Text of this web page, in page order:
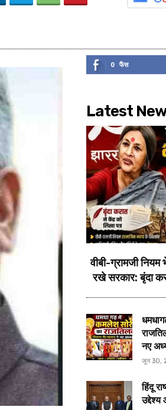
0 फैंस
Latest
वीबी-ग्रामजी नियम
रखे सरकार: बृंदा
नए
जून 30,
हिंदू